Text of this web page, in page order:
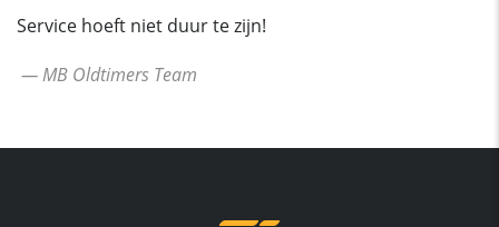
Service hoeft niet duur te zijn!
— MB Oldtimers Team